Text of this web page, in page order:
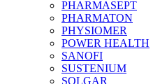
PHARMASEPT
PHARMATON
PHYSIOMER
POWER HEALTH
SANOFI
SUSTENIUM
SOLGAR